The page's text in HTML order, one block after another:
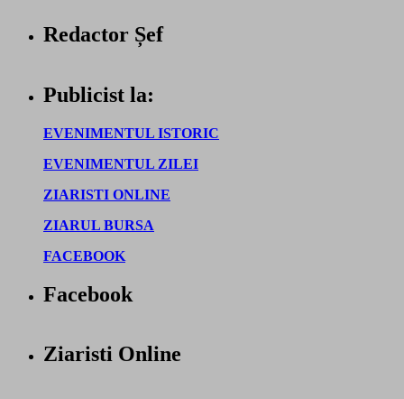
Redactor Șef
Publicist la:
EVENIMENTUL ISTORIC
EVENIMENTUL ZILEI
ZIARISTI ONLINE
ZIARUL BURSA
FACEBOOK
Facebook
Ziaristi Online